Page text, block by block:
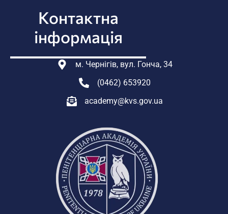
Контактна
інформація
м. Чернігів, вул. Гонча, 34
(0462) 653920
academy@kvs.gov.ua